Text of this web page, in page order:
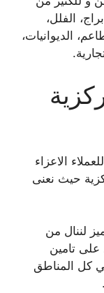
الفلل،
الديوانيات،
الاعزاء
حيث نعنى
لننال من
على تامين
كل المناطق